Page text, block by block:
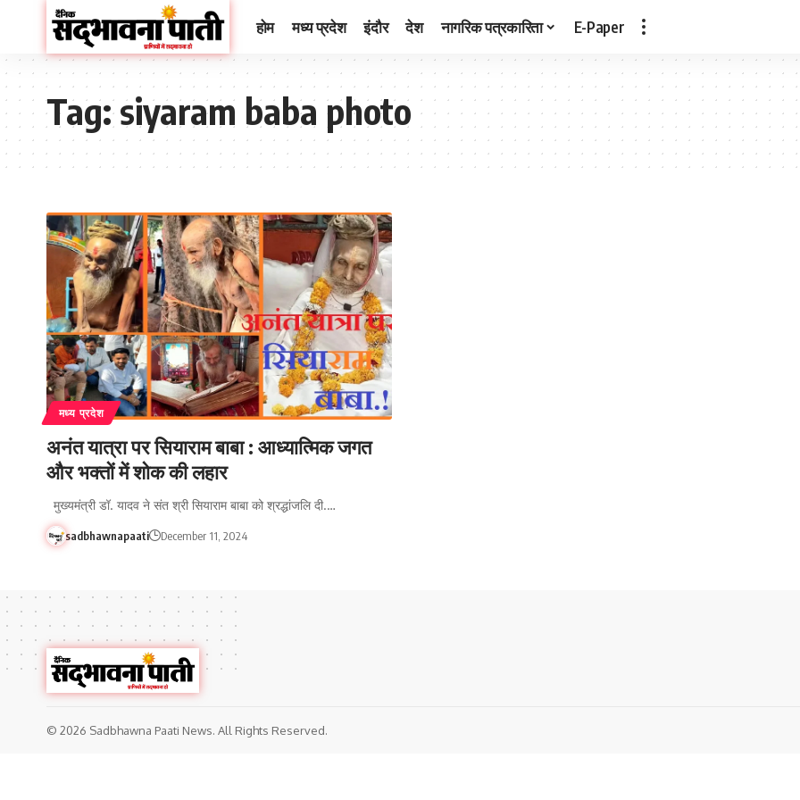
होम मध्य प्रदेश इंदौर देश नागरिक पत्रकारिता E-Paper
Tag:siyaram baba photo
मध्य प्रदेश
अनंत यात्रा पर सियाराम बाबा : आध्यात्मिक जगत
और भक्तों में शोक की लहार
मुख्यमंत्री डॉ. यादव ने संत श्री सियाराम बाबा को श्रद्धांजलि दी.…
sadbhawnapaati December 11, 2024
© 2026 Sadbhawna Paati News. All Rights Reserved.